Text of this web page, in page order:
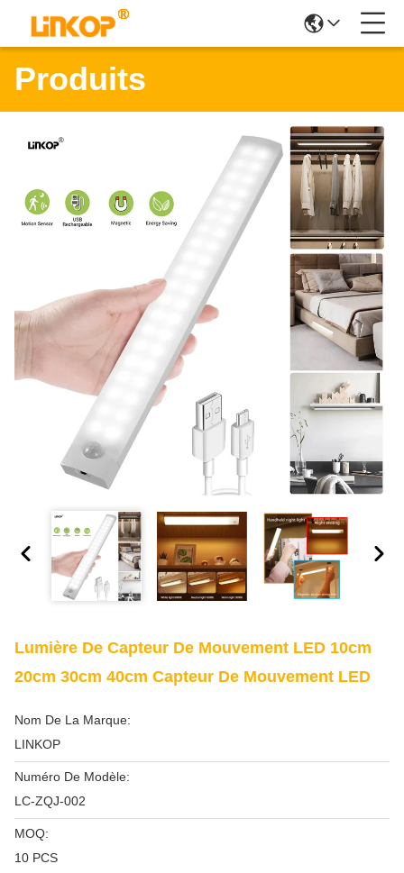
Produits
Lumière De Capteur De Mouvement LED 10cm
20cm 30cm 40cm Capteur De Mouvement LED
Nom De La Marque:
LINKOP
Numéro De Modèle:
LC-ZQJ-002
MOQ:
10 PCS